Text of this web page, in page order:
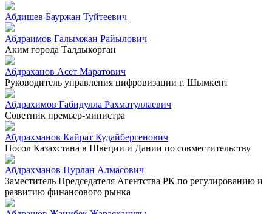
Абдишев Бауржан Туйтеевич
Абдраимов Галымжан Райылович
Аким города Талдыкорган
Абдраханов Асет Маратович
Руководитель управления цифровизации г. Шымкент
Абдрахимов Габидулла Рахматуллаевич
Советник премьер-министра
Абдрахманов Кайрат Кудайбергенович
Посол Казахстана в Швеции и Дании по совместительству
Абдрахманов Нурлан Алмасович
Заместитель Председателя Агентства РК по регулированию и
развитию финансового рынка